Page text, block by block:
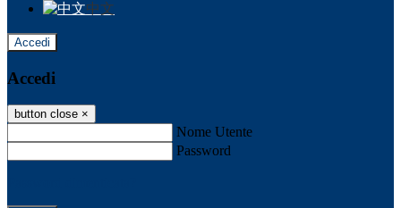
中文
Accedi
Accedi
button close ×
Nome Utente
Password